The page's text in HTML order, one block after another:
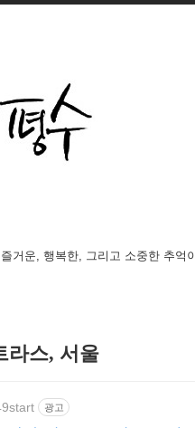
거운, 행복한, 그리고 소중한 추억
라스, 서울
광고